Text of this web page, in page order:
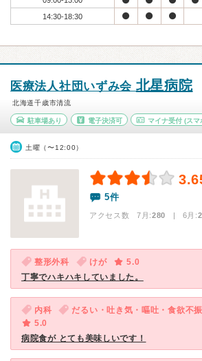
14:30-18:30
医療法人社団いずみ会 北星病院
北海道千歳市清流
駐車場あり 電子決済可 マイナ受付 (スマ
土曜（〜12:00）
5件
アクセス数 7月:280 | 6月:
整形外科 けが
5.0
丁寧でハキハキしていました。
内科
だるい・吐き気・嘔吐・食欲不
5.0
病院食が とても美味しいです！